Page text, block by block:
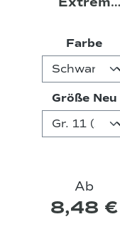
dschuhe
Robust
Farbe
Größe Neu
Ab
8,48 €